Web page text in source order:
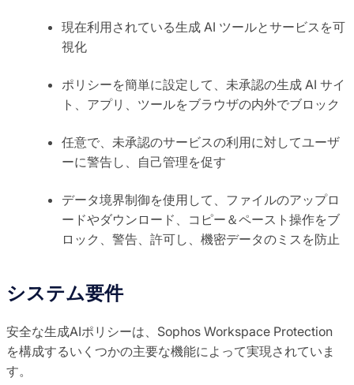
現在利用されている生成 AI ツールとサービスを可
視化
ポリシーを簡単に設定して、未承認の生成 AI サイ
ト、アプリ、ツールをブラウザの内外でブロック
任意で、未承認のサービスの利用に対してユーザ
ーに警告し、自己管理を促す
データ境界制御を使用して、ファイルのアップロ
ードやダウンロード、コピー＆ペースト操作をブ
ロック、警告、許可し、機密データのミスを防止
システム要件
安全な生成AIポリシーは、Sophos Workspace Protection
を構成するいくつかの主要な機能によって実現されていま
す。